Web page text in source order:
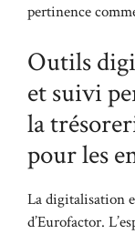
pertinence
Outils
et suivi
la
pour les
La digitalisation
d’Eurofactor.